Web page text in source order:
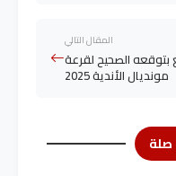
المقال التالي
الصحيح لقرعة
مونديال الأندية 2025
صلة